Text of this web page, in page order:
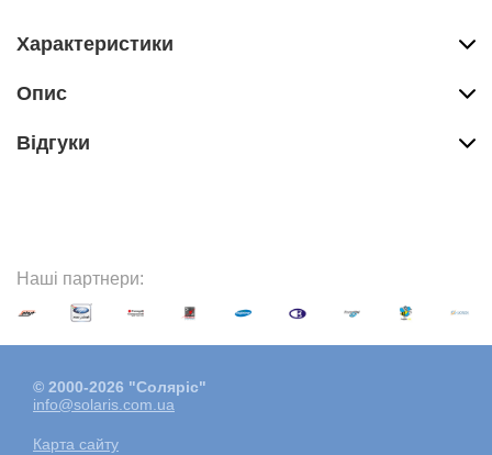
Характеристики
Опис
Вiдгуки
Наші партнери:
© 2000-2026 "Соляріс"
info@solaris.com.ua
Карта сайту